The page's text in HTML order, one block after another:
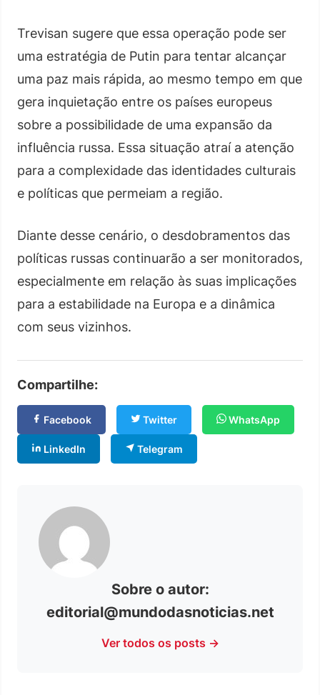
Trevisan sugere que essa operação pode ser
uma estratégia de Putin para tentar alcançar
uma paz mais rápida, ao mesmo tempo em que
gera inquietação entre os países europeus
sobre a possibilidade de uma expansão da
influência russa. Essa situação atraí a atenção
para a complexidade das identidades culturais
e políticas que permeiam a região.
Diante desse cenário, o desdobramentos das
políticas russas continuarão a ser monitorados,
especialmente em relação às suas implicações
para a estabilidade na Europa e a dinâmica
com seus vizinhos.
Compartilhe:
Facebook Twitter WhatsApp
LinkedIn Telegram
Sobre o autor:
editorial@mundodasnoticias.net
Ver todos os posts →